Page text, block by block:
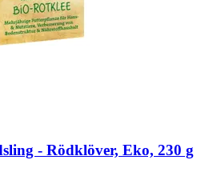
-​ Rödklöver, Eko, 230 g